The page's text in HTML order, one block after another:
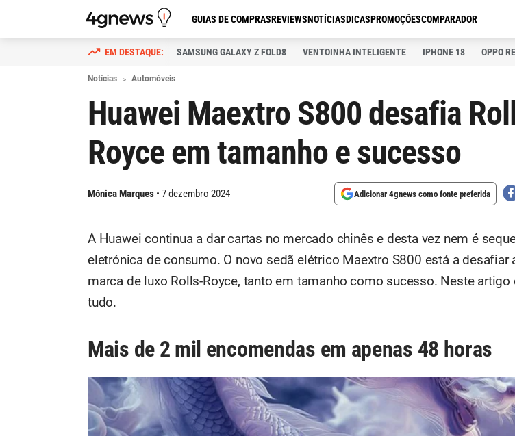
GUIAS DE COMPRASREVIEWSNOTÍCIASDICASPROMOÇÕESCOMPARADOR
SAMSUNG GALAXY Z FOLD8 VENTOINHA INTELIGENTE IPHONE 18 OPPO
Notícias Automóveis
Huawei Maextro S800 desafia
Royce em tamanho e sucesso
Mónica Marques 7 dezembro 2024 Adicionar 4gnews como fonte preferida
A Huawei continua a dar cartas no mercado chinês e desta vez nem é
eletrónica de consumo. O novo sedã elétrico Maextro S800 está a desafiar
marca de luxo Rolls-Royce, tanto em tamanho como sucesso. Neste
tudo.
Mais de 2 mil encomendas em apenas 48 horas